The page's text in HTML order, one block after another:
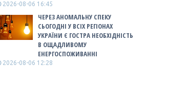
2026-08-06 16:45
ЧЕРЕЗ АНОМАЛЬНУ СПЕКУ
СЬОГОДНІ У ВСІХ РЕГІОНАХ
УКРАЇНИ Є ГОСТРА НЕОБХІДНІСТЬ
В ОЩАДЛИВОМУ
ЕНЕРГОСПОЖИВАННІ
2026-08-06 12:28